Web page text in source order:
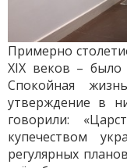
Примерно
XIX веков –
Спокойная
утверждение в
говорили:
купечеством
регулярных